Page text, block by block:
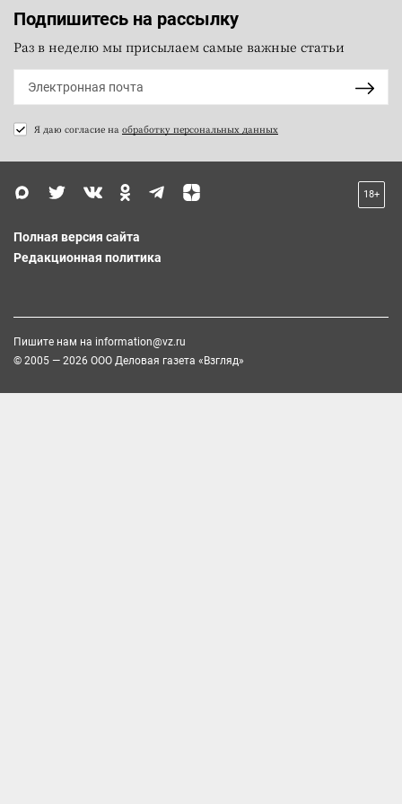
Подпишитесь на рассылку
Раз в неделю мы присылаем самые важные статьи
Я даю согласие на обработку персональных данных
18+
Полная версия сайта
Редакционная политика
Пишите нам на information@vz.ru
© 2005 — 2026 ООО Деловая газета «Взгляд»